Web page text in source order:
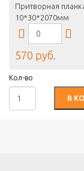
Притворная
10*30*2070мм
570 руб.
Кол-во
В